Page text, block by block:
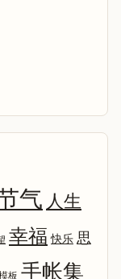
气 人生
幸福 快乐 思
板 手帐集